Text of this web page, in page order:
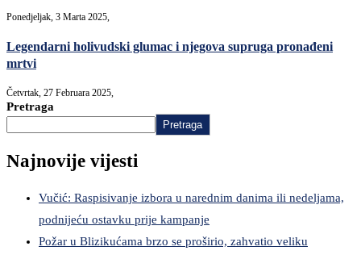
Ponedjeljak, 3 Marta 2025,
Legendarni holivudski glumac i njegova supruga pronađeni
mrtvi
Četvrtak, 27 Februara 2025,
Pretraga
Pretraga
Najnovije vijesti
Vučić: Raspisivanje izbora u narednim danima ili nedeljama,
podnijeću ostavku prije kampanje
Požar u Blizikućama brzo se proširio, zahvatio veliku